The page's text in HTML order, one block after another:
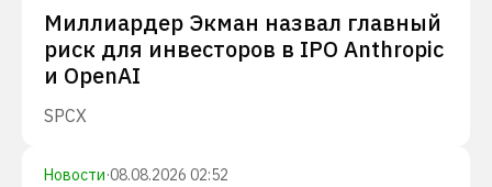
Миллиардер Экман назвал главный
риск для инвесторов в IPO Anthropic
и OpenAI
SPCX
Новости·08.08.2026 02:52